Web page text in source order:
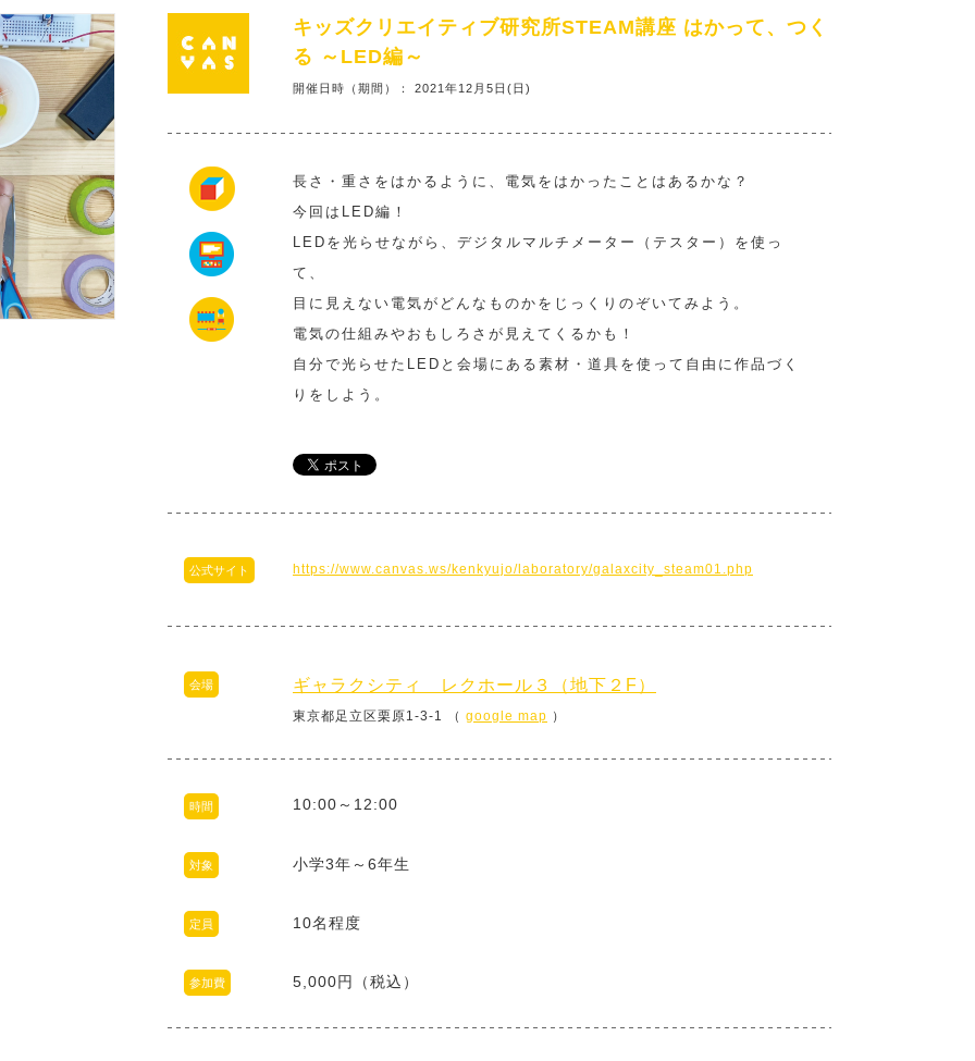
キッズクリエイティブ研究所STEAM講座 はかって、つく
る ～LED編～
開催日時（期間）： 2021年12月5日(日)
長さ・重さをはかるように、電気をはかったことはあるかな？
今回はLED編！
LEDを光らせながら、デジタルマルチメーター（テスター）を使っ
て、
目に見えない電気がどんなものかをじっくりのぞいてみよう。
電気の仕組みやおもしろさが見えてくるかも！
自分で光らせたLEDと会場にある素材・道具を使って自由に作品づく
りをしよう。
公式サイト https://www.canvas.ws/kenkyujo/laboratory/galaxcity_steam01.php
会場 ギャラクシティ レクホール３（地下２F）
東京都足立区栗原1-3-1 （ google map ）
時間 10:00～12:00
対象 小学3年～6年生
定員 10名程度
参加費 5,000円（税込）